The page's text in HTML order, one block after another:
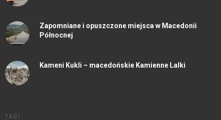
Zapomniane i opuszczone miejsca w Macedonii
Północnej
Kameni Kukli – macedońskie Kamienne Lalki
TAGI